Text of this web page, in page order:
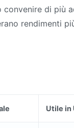
di più
rendimenti
Utile in